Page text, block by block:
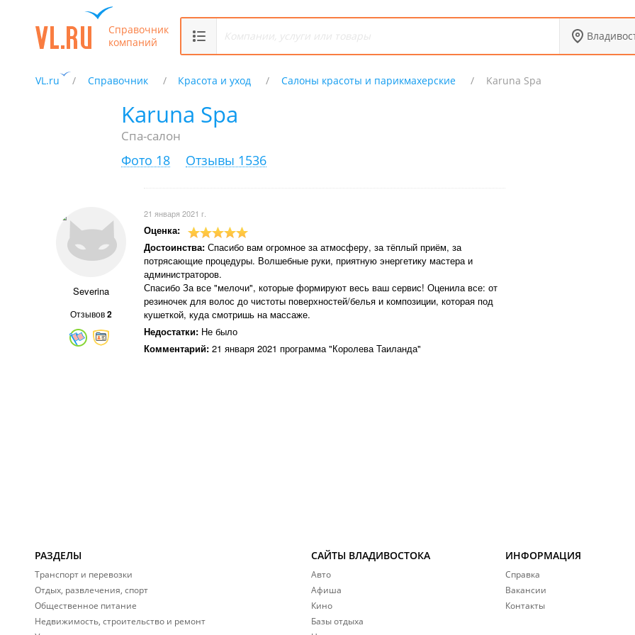
Справочник
компаний
VL.ru Справочник Красота и уход Салоны красоты и парикмахерские Karuna Spa
Karuna Spa
Спа-салон
Фото 18 Отзывы 1536
Severina
Отзывов2
21 января 2021 г.
Оценка:
Достоинства: Спасибо вам огромное за атмосферу, за тёплый приём, за
потрясающие процедуры. Волшебные руки, приятную энергетику мастера и
администраторов.
Спасибо За все "мелочи", которые формируют весь ваш сервис! Оценила все: от
резиночек для волос до чистоты поверхностей/белья и композиции, которая под
кушеткой, куда смотришь на массаже.
Недостатки: Не было
Комментарий: 21 января 2021 программа "Королева Таиланда"
РАЗДЕЛЫ
Транспорт и перевозки
Отдых, развлечения, спорт
Общественное питание
Недвижимость, строительство и ремонт
САЙТЫ ВЛАДИВОСТОКА
Авто
Афиша
Кино
Базы отдыха
ИНФОРМАЦИЯ
Справка
Вакансии
Контакты